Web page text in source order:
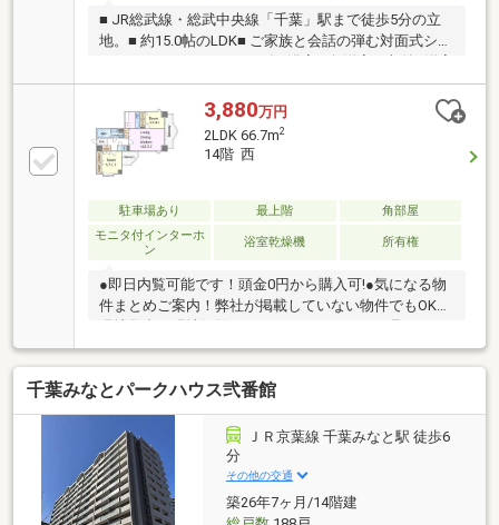
■ JR総武線・総武中央線「千葉」駅まで徒歩5分の立
地。■ 約15.0帖のLDK■ ご家族と会話の弾む対面式シス
テムキッチン■ 1418サイズの浴室■ 各洋室に収納■洋室
（３）のウォールドア（可動式の建具）を開ければ、
約２１帖の広々空間となります■ 2026年6月 新規リノ
ベーション完了済・ システムキッチン（浄水器付
き）・ ユニットバス(追い焚き・浴室換気乾燥機付
き)・ 洗面化粧台（収納付き三面鏡）・ トイレ（温水
ル・ 建具、収納造作、ウォールドア設置・ 照明、防水
パン、エアコン1台設置・ ハウスクリーニング
3,880万円
2LDK 66.7m2
14階 西
駐車場あり 最上階
角部屋
モニタ付インターホ
ン
浴室乾燥機 所有権
●即日内覧可能です！頭金0円から購入可!●気になる物
件まとめご案内！弊社が掲載していない物件でもOK♪●
現地集合、現地解散 ちょっとだけサクッと見たい！
大歓迎です♪
千葉みなとパークハウス弐番館
ＪＲ京葉線 千葉みなと駅 徒歩6
分
その他の交通
築26年7ヶ月/14階建